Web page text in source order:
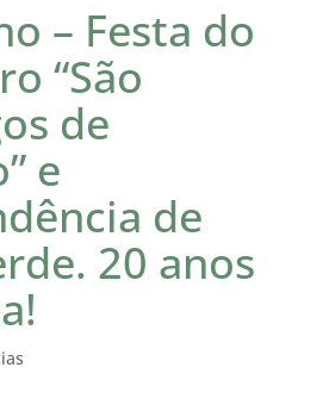
– Festa do
“São
de
e
de
20 anos